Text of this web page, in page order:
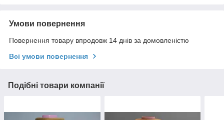
Умови повернення
Повернення товару впродовж 14 днів за домовленістю
Всі умови повернення
Подібні товари компанії